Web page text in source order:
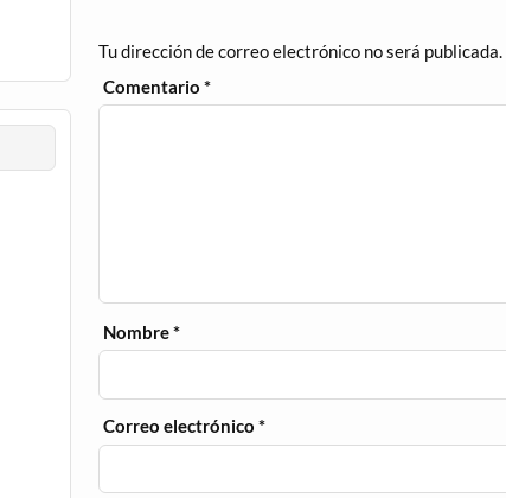
Tu dirección de correo electrónico no será publicada.
Comentario*
Nombre*
Correo electrónico*